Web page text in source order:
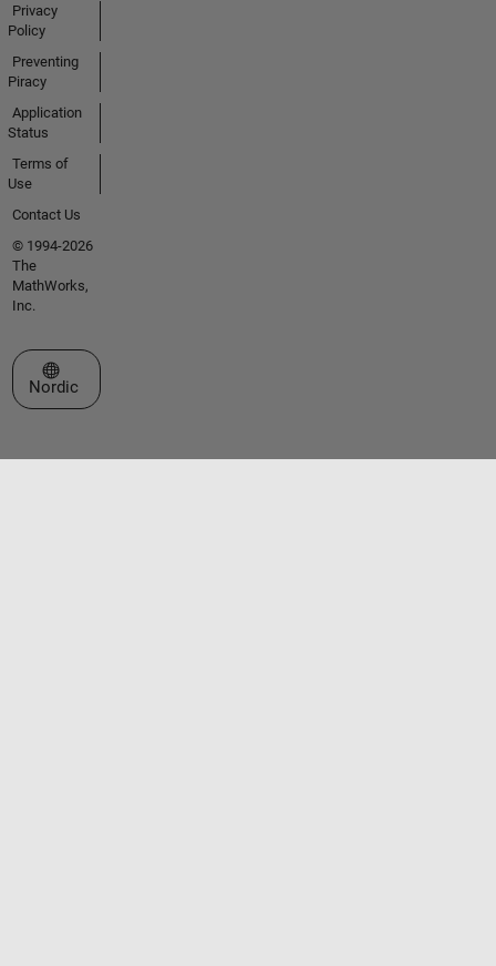
Privacy
Policy
Preventing
Piracy
Application
Status
Terms of
Use
Contact Us
© 1994-2026
The
MathWorks,
Inc.
Select a Web Site
Nordic